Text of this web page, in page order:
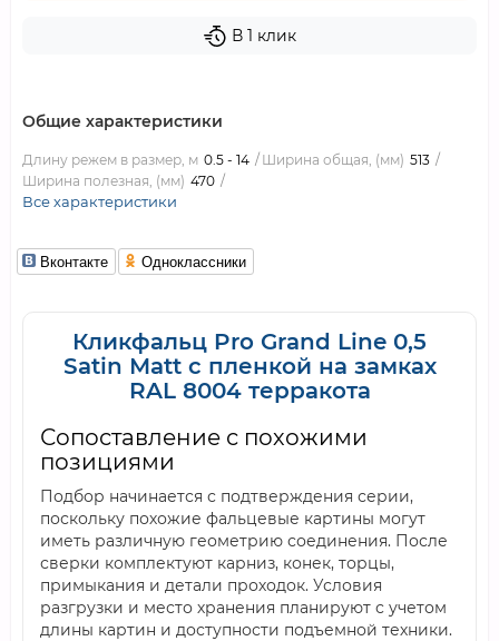
В 1 клик
Общие характеристики
Длину режем в размер, м 0.5 - 14 Ширина общая, (мм) 513
Ширина полезная, (мм) 470
Все характеристики
Вконтакте Одноклассники
Кликфальц Pro Grand Line 0,5
Satin Мatt с пленкой на замках
RAL 8004 терракота
Сопоставление с похожими
позициями
Подбор начинается с подтверждения серии,
поскольку похожие фальцевые картины могут
иметь различную геометрию соединения. После
сверки комплектуют карниз, конек, торцы,
примыкания и детали проходок. Условия
разгрузки и место хранения планируют с учетом
длины картин и доступности подъемной техники.